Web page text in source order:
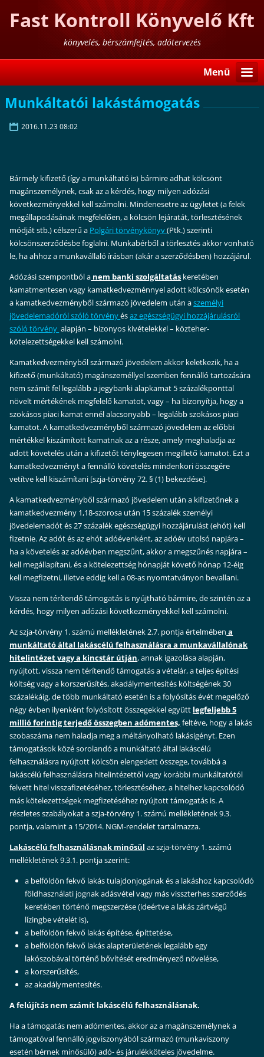
Fast Kontroll Könyvelő Kft
könyvelés, bérszámfejtés, adótervezés
Menü
Munkáltatói lakástámogatás
2016.11.23 08:02
Bármely kifizető (így a munkáltató is) bármire adhat kölcsönt
magánszemélynek, csak az a kérdés, hogy milyen adózási
következményekkel kell számolni. Mindenesetre az ügyletet (a felek
megállapodásának megfelelően, a kölcsön lejáratát, törlesztésének
módját stb.) célszerű a Polgári törvénykönyv(Ptk.) szerinti
kölcsönszerződésbe foglalni. Munkabérből a törlesztés akkor vonható
le, ha ahhoz a munkavállaló írásban (akár a szerződésben) hozzájárul.
Adózási szempontból a nem banki szolgáltatás keretében
kamatmentesen vagy kamatkedvezménnyel adott kölcsönök esetén
a kamatkedvezményből származó jövedelem után aszemélyi
jövedelemadóról szóló törvényésaz egészségügyi hozzájárulásról
szóló törvény alapján – bizonyos kivételekkel – közteher-
kötelezettségekkel kell számolni.
Kamatkedvezményből származó jövedelem akkor keletkezik, ha a
kifizető (munkáltató) magánszeméllyel szemben fennálló tartozására
nem számít fel legalább a jegybanki alapkamat 5 százalékponttal
növelt mértékének megfelelő kamatot, vagy – ha bizonyítja, hogy a
szokásos piaci kamat ennél alacsonyabb – legalább szokásos piaci
kamatot. A kamatkedvezményből származó jövedelem az előbbi
mértékkel kiszámított kamatnak az a része, amely meghaladja az
adott követelés után a kifizetőt ténylegesen megillető kamatot. Ezt a
kamatkedvezményt a fennálló követelés mindenkori összegére
vetítve kell kiszámítani [szja-törvény 72. § (1) bekezdése].
A kamatkedvezményből származó jövedelem után a kifizetőnek a
kamatkedvezmény 1,18-szorosa után 15 százalék személyi
jövedelemadót és 27 százalék egészségügyi hozzájárulást (ehót) kell
fizetnie. Az adót és az ehót adóévenként, az adóév utolsó napjára –
ha a követelés az adóévben megszűnt, akkor a megszűnés napjára –
kell megállapítani, és a kötelezettség hónapját követő hónap 12-éig
kell megfizetni, illetve eddig kell a 08-as nyomtatványon bevallani.
Vissza nem térítendő támogatás is nyújtható bármire, de szintén az a
kérdés, hogy milyen adózási következményekkel kell számolni.
Az szja-törvény 1. számú mellékletének 2.7. pontja értelmében a
munkáltató által lakáscélú felhasználásra a munkavállalónak
hitelintézet vagy a kincstár útján, annak igazolása alapján,
nyújtott, vissza nem térítendő támogatás a vételár, a teljes építési
költség vagy a korszerűsítés, akadálymentesítés költségének 30
százalékáig, de több munkáltató esetén is a folyósítás évét megelőző
négy évben ilyenként folyósított összegekkel együtt legfeljebb 5
millió forintig terjedő összegben adómentes, feltéve, hogy a lakás
szobaszáma nem haladja meg a méltányolható lakásigényt. Ezen
támogatások közé sorolandó a munkáltató által lakáscélú
felhasználásra nyújtott kölcsön elengedett összege, továbbá a
lakáscélú felhasználásra hitelintézettől vagy korábbi munkáltatótól
felvett hitel visszafizetéséhez, törlesztéséhez, a hitelhez kapcsolódó
más kötelezettségek megfizetéséhez nyújtott támogatás is. A
részletes szabályokat a szja-törvény 1. számú mellékletének 9.3.
pontja, valamint a 15/2014. NGM-rendelet tartalmazza.
Lakáscélú felhasználásnak minősül az szja-törvény 1. számú
mellékletének 9.3.1. pontja szerint:
a belföldön fekvő lakás tulajdonjogának és a lakáshoz kapcsolódó
földhasználati jognak adásvétel vagy más visszterhes szerződés
keretében történő megszerzése (ideértve a lakás zártvégű
lízingbe vételét is),
a belföldön fekvő lakás építése, építtetése,
a belföldön fekvő lakás alapterületének legalább egy
lakószobával történő bővítését eredményező növelése,
a korszerűsítés,
az akadálymentesítés.
A felújítás nem számít lakáscélú felhasználásnak.
Ha a támogatás nem adómentes, akkor az a magánszemélynek a
támogatóval fennálló jogviszonyából származó (munkaviszony
esetén bérnek minősülő) adó- és járulékköteles jövedelme.